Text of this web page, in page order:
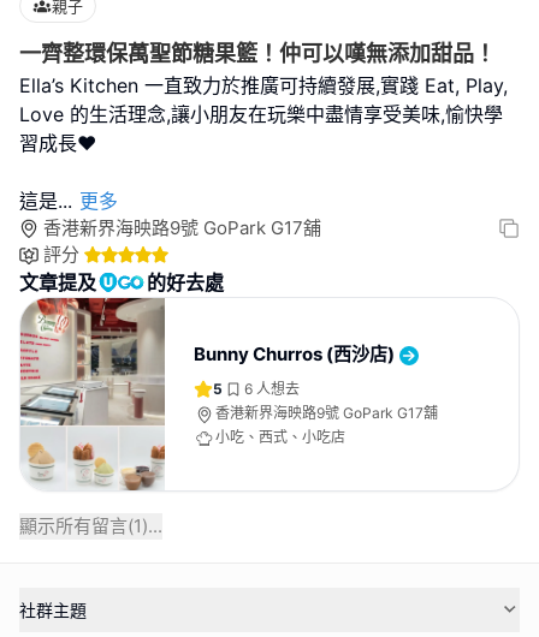
親子
一齊整環保萬聖節糖果籃！仲可以嘆無添加甜品！
Ella’s Kitchen 一直致力於推廣可持續發展,實踐 Eat, Play,
Love 的生活理念,讓小朋友在玩樂中盡情享受美味,愉快學
習成長❤️
這是... 更多
香港新界海映路9號 GoPark G17舖
評分
文章提及 的好去處
Bunny Churros (西沙店)
5 6 人想去
香港新界海映路9號 GoPark G17舖
小吃、西式、小吃店
顯示所有留言(1)...
社群主題